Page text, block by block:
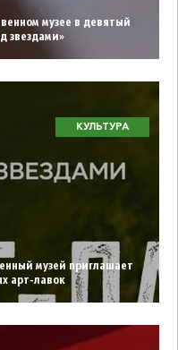
музее в девятый
звездами»
КУЛЬТУРА
музей приглашает
арт-лавок